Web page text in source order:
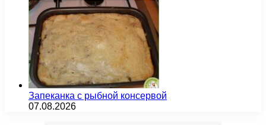
Запеканка с рыбной консервой
07.08.2026